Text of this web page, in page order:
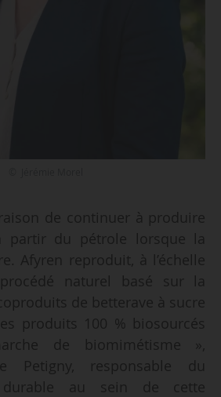
raison de continuer à produire
partir du pétrole lorsque la
Afyren reproduit, à l’échelle
naturel basé sur la
de betterave à sucre
produits 100 % biosourcés
de biomimétisme »,
Petigny, responsable du
durable au sein de cette